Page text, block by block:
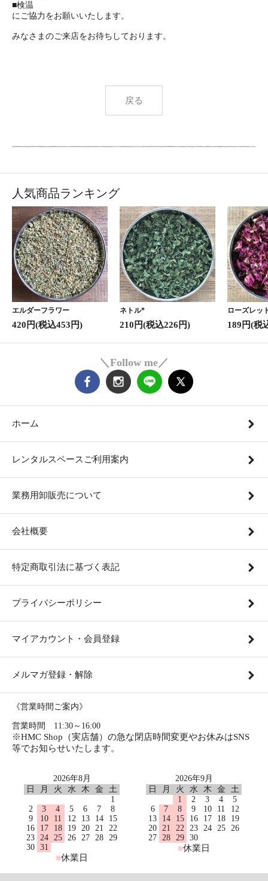
■検温
にご協力をお願いいたします。
みなさまのご来店をお待ちしております。
戻る
人気商品ランキング
エルダーフラワー
420円(税込453円)
ネトル*
210円(税込226円)
ローズレッ
189円(税
＼Follow me／
ホーム
レンタルスペースご利用案内
業務用卸販売について
会社概要
特定商取引法に基づく表記
プライバシーポリシー
マイアカウント・会員登録
メルマガ登録・解除
《営業時間ご案内》
営業時間 11:30～16:00
※HMC Shop（実店舗）の急な閉店時間変更やお休みはSNS
等でお知らせいたします。
2026年8月
日
月 火 水 木 金
土
1
2
3 4 5 6 7
8
9
10 11 12 13 14
15
16
17 18 19 20 21
22
23 24 25 26 27 28
29
30 31
■休業日
2026年9月
日
月 火 水 木 金
土
1
2 3 4
5
6
7 8 9 10 11
12
13
14 15 16 17 18
19
20 21 22 23 24 25
26
27 28 29 30
■休業日